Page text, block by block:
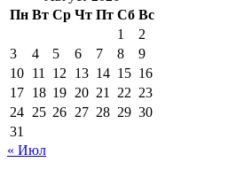
Пн Вт Ср Чт Пт Сб Вс
1
2
3
4 5 6 7 8
9
10 11 12 13 14 15 16
17 18 19 20 21 22 23
24 25 26 27 28 29 30
31
« Июл